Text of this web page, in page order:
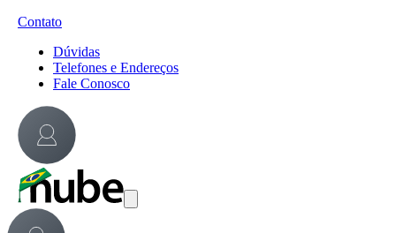
Contato
Dúvidas
Telefones e Endereços
Fale Conosco